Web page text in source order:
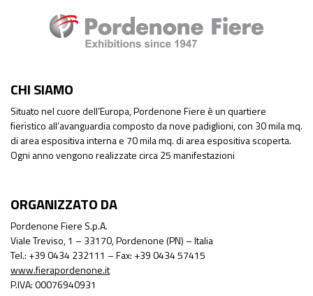
CHI SIAMO
Situato nel cuore dell’Europa, Pordenone Fiere è un quartiere
fieristico all’avanguardia composto da nove padiglioni, con 30 mila mq.
di area espositiva interna e 70 mila mq. di area espositiva scoperta.
Ogni anno vengono realizzate circa 25 manifestazioni
ORGANIZZATO DA
Pordenone Fiere S.p.A.
Viale Treviso, 1 – 33170, Pordenone (PN) – Italia
Tel.: +39 0434 232111 – Fax: +39 0434 57415
www.fierapordenone.it
P.IVA: 00076940931